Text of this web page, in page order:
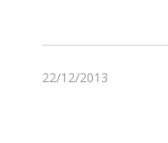
22/12/2013